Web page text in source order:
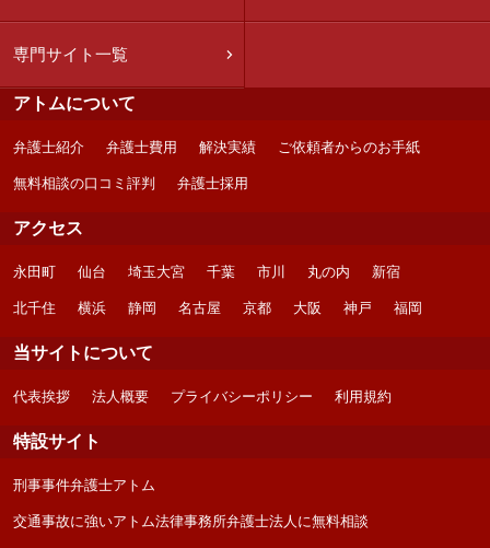
専門サイト一覧
アトムについて
弁護士紹介 弁護士費用 解決実績 ご依頼者からのお手紙
無料相談の口コミ評判 弁護士採用
アクセス
永田町 仙台 埼玉大宮 千葉 市川 丸の内 新宿
北千住 横浜 静岡 名古屋 京都 大阪 神戸 福岡
当サイトについて
代表挨拶 法人概要 プライバシーポリシー 利用規約
特設サイト
刑事事件弁護士アトム
交通事故に強いアトム法律事務所弁護士法人に無料相談